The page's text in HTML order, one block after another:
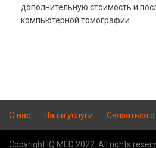
дополнительную стоимость и
компьютерной томографии.
О нас Наши услуги Связаться
Copyright IQ MED 2022. All rights